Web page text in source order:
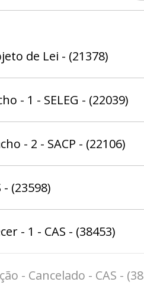
de Lei - (21378)
- 1 - SELEG - (22039)
- 2 - SACP - (22106)
(23598)
- 1 - CAS - (38453)
- Cancelado - CAS -